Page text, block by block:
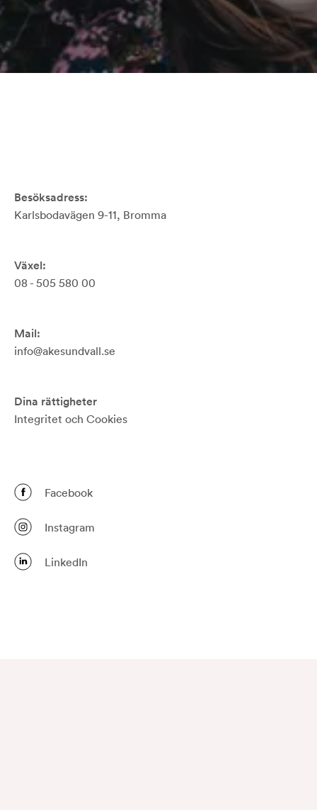
Besöksadress:
Karlsbodavägen 9-11, Bromma
Växel:
08 - 505 580 00
Mail:
info@akesundvall.se
Dina rättigheter
Integritet och Cookies
Facebook
Instagram
LinkedIn